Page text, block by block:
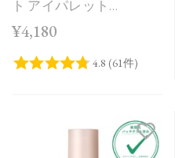
ト アイパレット
［01,02］
¥4,180